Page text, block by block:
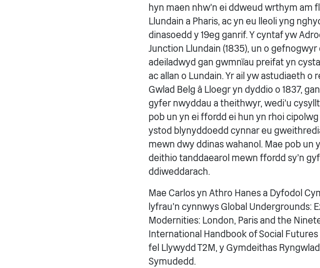
hyn maen nhw'n ei ddweud wrthym am
Llundain a Pharis, ac yn eu lleoli yng
dinasoedd y 19eg ganrif. Y cyntaf yw
Junction Llundain (1835), un o
adeiladwyd gan gwmnïau preifat yn
ac allan o Lundain. Yr ail yw astudiaeth o
Gwlad Belg â Lloegr yn dyddio o 1837,
gyfer nwyddau a theithwyr, wedi'u
pob un yn ei ffordd ei hun yn rhoi
ystod blynyddoedd cynnar eu
mewn dwy ddinas wahanol. Mae pob
deithio tanddaearol mewn ffordd sy'n
ddiweddarach.
Mae Carlos yn Athro Hanes a Dyfodol
lyfrau'n cynnwys Global Undergrounds:
Modernities: London, Paris and the
International Handbook of Social
fel Llywydd T2M, y Gymdeithas
Symudedd.